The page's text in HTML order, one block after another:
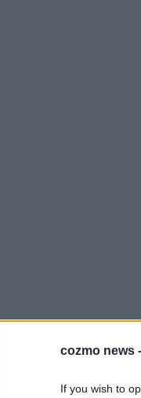
cozmo news -
If you wish to